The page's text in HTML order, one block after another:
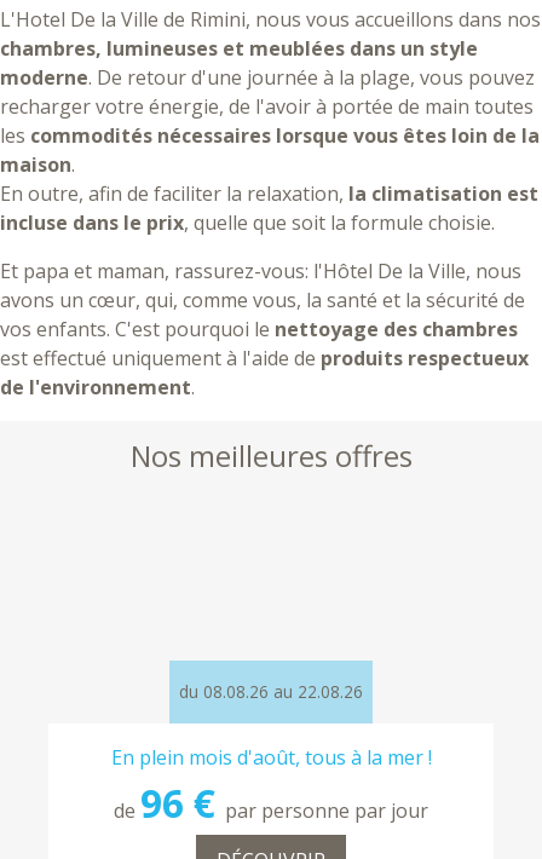
L'Hotel De la Ville de Rimini, nous vous accueillons dans nos
chambres, lumineuses et meublées dans un style
moderne. De retour d'une journée à la plage, vous pouvez
recharger votre énergie, de l'avoir à portée de main toutes
les commodités nécessaires lorsque vous êtes loin de la
maison.
En outre, afin de faciliter la relaxation, la climatisation est
incluse dans le prix, quelle que soit la formule choisie.
Et papa et maman, rassurez-vous: l'Hôtel De la Ville, nous
avons un cœur, qui, comme vous, la santé et la sécurité de
vos enfants. C'est pourquoi le nettoyage des chambres
est effectué uniquement à l'aide de produits respectueux
de l'environnement.
Nos meilleures offres
du 08.08.26 au 22.08.26
En plein mois d'août, tous à la mer !
de 96 € par personne par jour